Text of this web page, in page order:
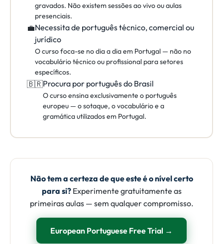
gravados. Não existem sessões ao vivo ou aulas
presenciais.
💼Necessita de português técnico, comercial ou
jurídico
O curso foca-se no dia a dia em Portugal — não no
vocabulário técnico ou profissional para setores
específicos.
🇧🇷Procura por português do Brasil
O curso ensina exclusivamente o português
europeu — o sotaque, o vocabulário e a
gramática utilizados em Portugal.
Não tem a certeza de que este é o nível certo
para si?Experimente gratuitamente as
primeiras aulas — sem qualquer compromisso.
European Portuguese Free Trial →